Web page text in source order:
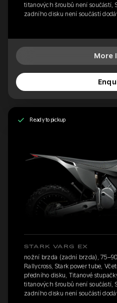
titanových šroubů není součástí,
zadního disku není součástí
More
Ready to pickup
STARK VARG EX
nožní brzda (zadní brzda),
Rallycross, Stark power tube,
předního disku, Titanové
titanových šroubů není součástí,
zadního disku není součástí